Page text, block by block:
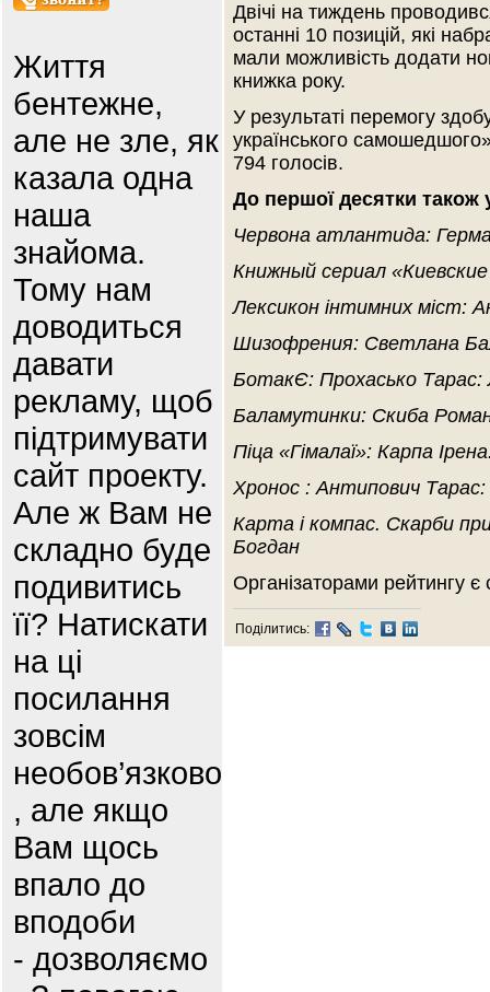
Життя
бентежне,
але не зле, як
казала одна
наша
знайома.
Тому нам
доводиться
давати
рекламу, щоб
підтримувати
сайт проекту.
Але ж Вам не
складно буде
подивитись
її? Натискати
на ці
посилання
зовсім
необов’язково
, але якщо
Вам щось
впало до
вподоби
- дозволяємо
Двічі на тиждень
останні 10 позицій, які
мали можливість додати
книжка року.
У результаті перемогу
українського
794 голосів.
До першої десятки також
Червона атлантида:
Книжный сериал «
Лексикон інтимних міст:
Шизофрения: Светлана
БотакЄ: Прохасько Тарас:
Баламутинки: Скиба
Піца «Гімалаї»: Карпа
Хронос : Антипович
Карта і компас. Скарби
Богдан
Організаторами рейтингу
Поділитись: